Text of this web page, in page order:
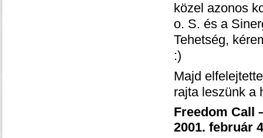
közel azonos
o. S. és a
Tehetség,
:)
Majd
rajta leszünk a
Freedom Call
2001. február